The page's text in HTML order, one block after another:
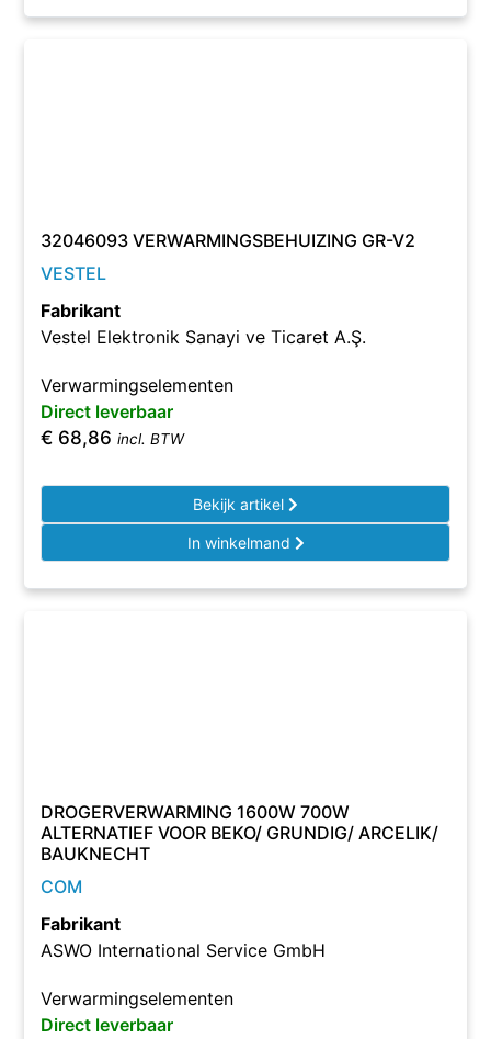
32046093 VERWARMINGSBEHUIZING GR-V2
VESTEL
Fabrikant
Vestel Elektronik Sanayi ve Ticaret A.Ş.
Verwarmingselementen
Direct leverbaar
€ 68,86 incl. BTW
Bekijk artikel
In winkelmand
DROGERVERWARMING 1600W 700W
ALTERNATIEF VOOR BEKO/ GRUNDIG/ ARCELIK/
BAUKNECHT
COM
Fabrikant
ASWO International Service GmbH
Verwarmingselementen
Direct leverbaar